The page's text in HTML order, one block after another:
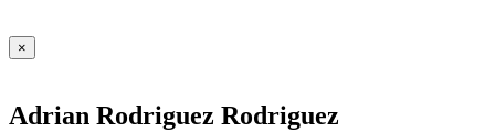
×
Adrian Rodriguez Rodriguez